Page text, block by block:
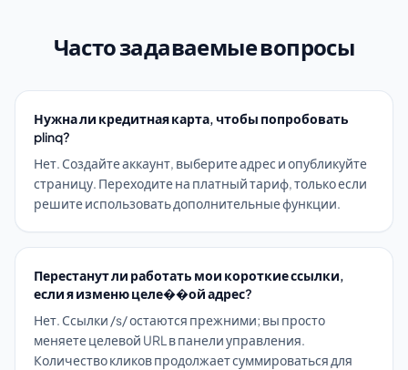
Часто задаваемые вопросы
Нужна ли кредитная карта, чтобы попробовать
plinq?
Нет. Создайте аккаунт, выберите адрес и опубликуйте
страницу. Переходите на платный тариф, только если
решите использовать дополнительные функции.
Перестанут ли работать мои короткие ссылки,
если я изменю целе��ой адрес?
Нет. Ссылки /s/ остаются прежними; вы просто
меняете целевой URL в панели управления.
Количество кликов продолжает суммироваться для